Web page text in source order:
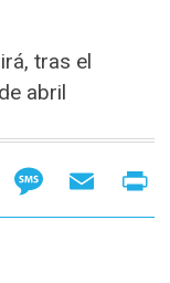
tras el
abril
WhatsAppMessageEmail